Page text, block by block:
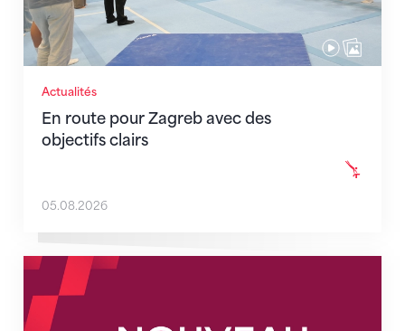
Actualités
En route pour Zagreb avec des
objectifs clairs
05.08.2026
Nouveaux horaires du secrétariat dès le 1er août